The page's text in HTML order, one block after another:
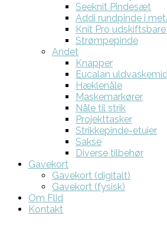
Seeknit Pindesæt
Addi rundpinde i
Knit Pro
Strømpepinde
Andet
Knapper
Eucalan
Hæklenåle
Maskemarkører
Nåle til strik
Projekttasker
Strikkepinde-etuier
Sakse
Diverse tilbehør
Gavekort
Gavekort (digitalt)
Gavekort (fysisk)
Om Flid
Kontakt